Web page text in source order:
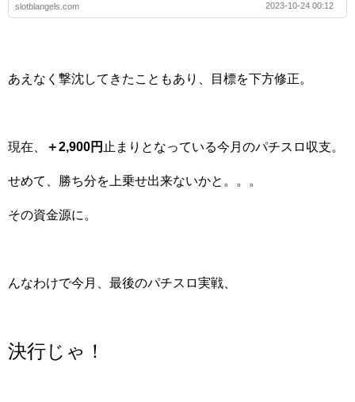
slotblangels.com 2023-10-24 00:12
あえなく撃沈してきたこともあり、目標を下方修正。
現在、 ＋2,900円 止まりとなっている今月のパチスロ収支。
せめて、勝ち分を上乗せ出来ないかと。。。
その資金源に。
んなわけで今月、 最後のパチスロ実戦、
決行じゃ！